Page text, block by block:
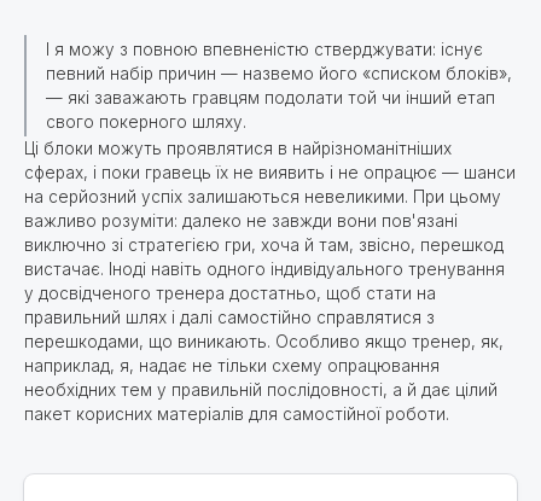
І я можу з повною впевненістю стверджувати: існує
певний набір причин — назвемо його «списком блоків»,
— які заважають гравцям подолати той чи інший етап
свого покерного шляху.
Ці блоки можуть проявлятися в найрізноманітніших
сферах, і поки гравець їх не виявить і не опрацює — шанси
на серйозний успіх залишаються невеликими. При цьому
важливо розуміти: далеко не завжди вони пов'язані
виключно зі стратегією гри, хоча й там, звісно, перешкод
вистачає. Іноді навіть одного індивідуального тренування
у досвідченого тренера достатньо, щоб стати на
правильний шлях і далі самостійно справлятися з
перешкодами, що виникають. Особливо якщо тренер, як,
наприклад, я, надає не тільки схему опрацювання
необхідних тем у правильній послідовності, а й дає цілий
пакет корисних матеріалів для самостійної роботи.